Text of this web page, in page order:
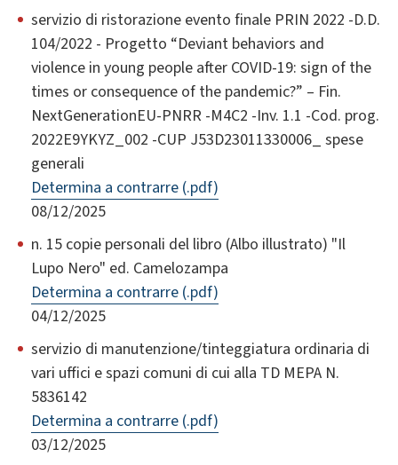
servizio di ristorazione evento finale PRIN 2022 -D.D.
104/2022 - Progetto “Deviant behaviors and
violence in young people after COVID-19: sign of the
times or consequence of the pandemic?” – Fin.
NextGenerationEU-PNRR -M4C2 -Inv. 1.1 -Cod. prog.
2022E9YKYZ_002 -CUP J53D23011330006_ spese
generali
Determina a contrarre (.pdf)
08/12/2025
n. 15 copie personali del libro (Albo illustrato) "Il
Lupo Nero" ed. Camelozampa
Determina a contrarre (.pdf)
04/12/2025
servizio di manutenzione/tinteggiatura ordinaria di
vari uffici e spazi comuni di cui alla TD MEPA N.
5836142
Determina a contrarre (.pdf)
03/12/2025